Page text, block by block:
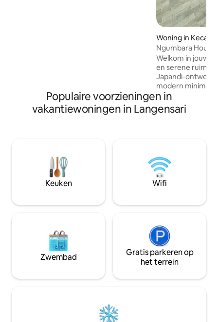
van je vakantie".
Woning in
ubumi
Ngumbara House
Welkom in jouw rustige
en serene ruimte
Japandi-
modern
warmte. Geniet
zen-sfeer die je
ontspannen en
Of je hier nu
geliefden of een
tussenstop, deze
ontsnapping aan
Populaire voorzieningen in
vakantiewoningen in Langensari
Keuken Wifi
Zwembad
Gratis parkeren op
het terrein